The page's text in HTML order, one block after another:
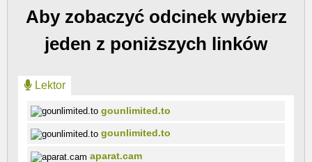
Aby zobaczyć odcinek wybierz
jeden z poniższych linków
Lektor
gounlimited.to
gounlimited.to
aparat.cam